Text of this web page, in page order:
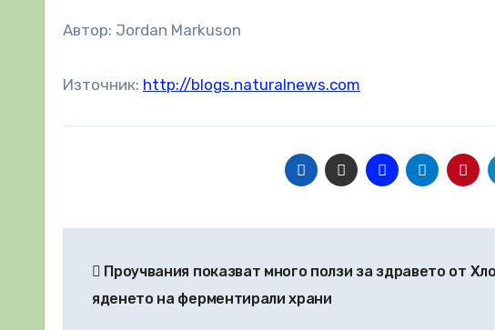
Автор: Jordan Markuson
Източник: http://blogs.naturalnews.com
Проучвания показват много ползи за здравето от
яденето на ферментирали храни